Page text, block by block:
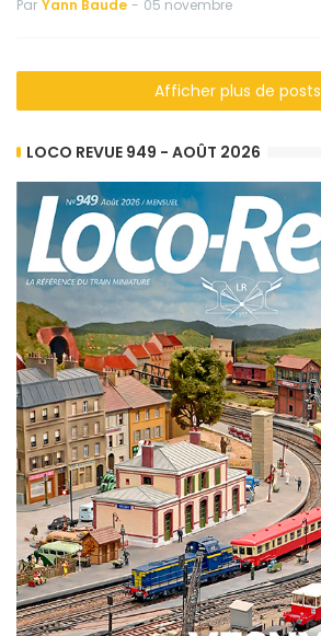
Par Yann Baude - 05 novembre
Afficher plus de posts
LOCO REVUE 949 - AOÛT 2026